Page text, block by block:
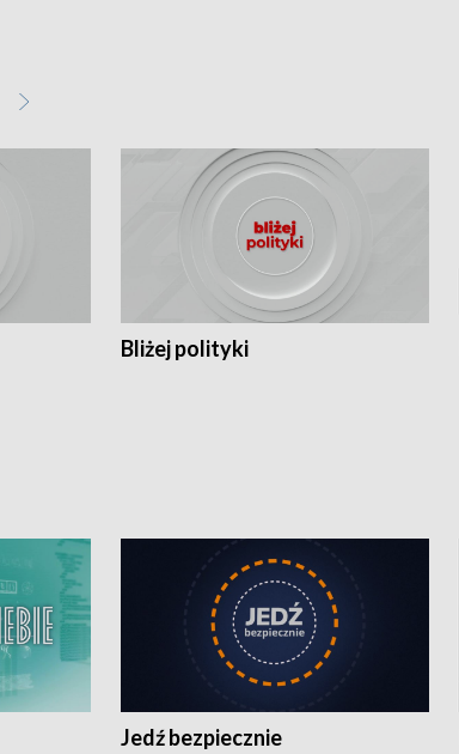
Bliżej polityki
Jedź bezpiecznie